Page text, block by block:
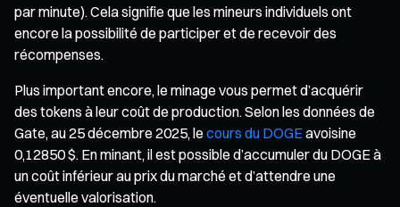
par minute). Cela signifie que les mineurs individuels ont
encore la possibilité de participer et de recevoir des
récompenses.
Plus important encore, le minage vous permet d’acquérir
des tokens à leur coût de production. Selon les données de
Gate, au 25 décembre 2025, le cours du DOGEavoisine
0,12850 $. En minant, il est possible d’accumuler du DOGE à
un coût inférieur au prix du marché et d’attendre une
éventuelle valorisation.